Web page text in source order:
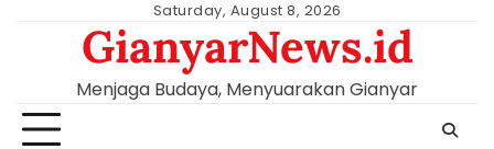
Saturday, August 8, 2026
GianyarNews.id
Menjaga Budaya, Menyuarakan Gianyar